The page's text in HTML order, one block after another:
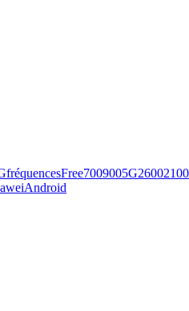
fréquencesFree7009005G26002100
Android